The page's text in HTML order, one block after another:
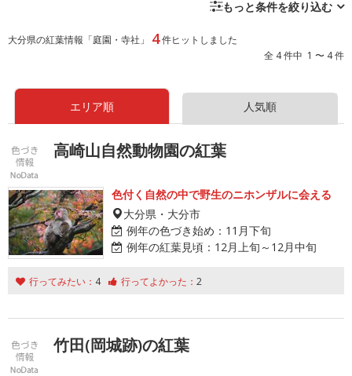
もっと条件を絞り込む
大分県の紅葉情報「庭園・寺社」 4件ヒットしました
全 4 件中 1 〜 4 件
エリア順 人気順
高崎山自然動物園の紅葉
色付く自然の中で野生のニホンザルに会える
大分県・大分市
例年の色づき始め： 11月下旬
例年の紅葉見頃： 12月上旬～12月中旬
行ってみたい： 4 行ってよかった： 2
竹田(岡城跡)の紅葉